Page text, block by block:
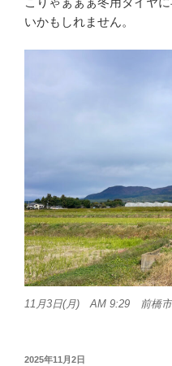
いかもしれません。
11月3日(月) AM 9:29 前橋市
投
2025年11月2日